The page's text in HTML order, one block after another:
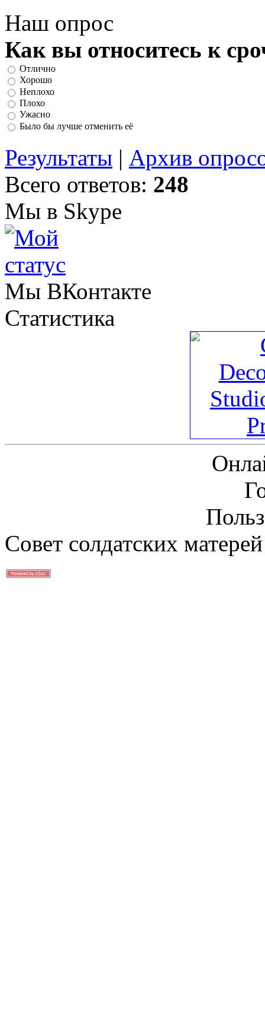
Наш опрос
Как вы относитесь к
Отлично
Хорошо
Неплохо
Плохо
Ужасно
Было бы лучше отменить её
Результаты | Архив
Всего ответов: 248
Мы в Skype
Мы ВКонтакте
Статистика
Совет солдатских